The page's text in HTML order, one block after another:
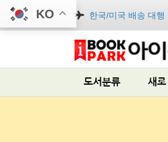
한국/미국 배송 대행
도서분류 새로
KO